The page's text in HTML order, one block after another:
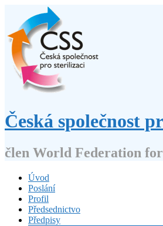
obsahu
webu
Česká společnost
člen World Federation
Úvod
Poslání
Profil
Předsednictvo
Předpisy